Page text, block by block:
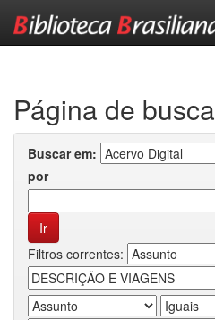
Página de busca
Buscar em:
por
Filtros correntes: